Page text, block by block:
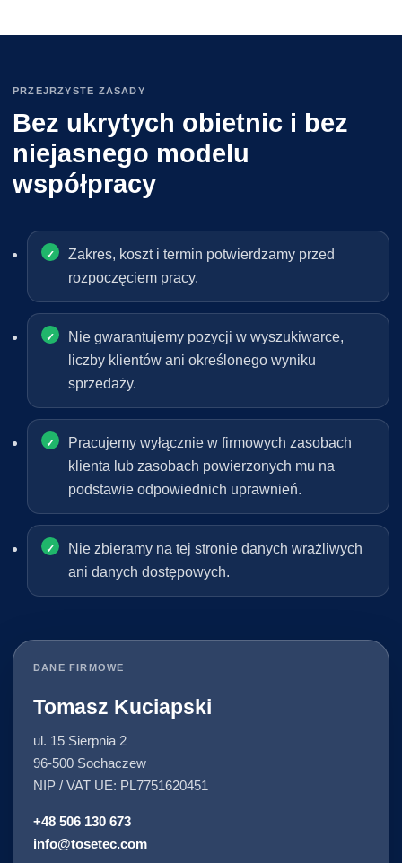
PRZEJRZYSTE ZASADY
Bez ukrytych obietnic i bez
niejasnego modelu
współpracy
Zakres, koszt i termin potwierdzamy przed
rozpoczęciem pracy.
Nie gwarantujemy pozycji w wyszukiwarce,
liczby klientów ani określonego wyniku
sprzedaży.
Pracujemy wyłącznie w firmowych zasobach
klienta lub zasobach powierzonych mu na
podstawie odpowiednich uprawnień.
Nie zbieramy na tej stronie danych wrażliwych
ani danych dostępowych.
DANE FIRMOWE
Tomasz Kuciapski
ul. 15 Sierpnia 2
96-500 Sochaczew
NIP / VAT UE: PL7751620451
+48 506 130 673
info@tosetec.com